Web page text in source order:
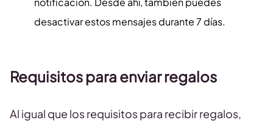
desactivar estos mensajes durante 7 días.
Requisitos para enviar regalos
Al igual que los requisitos para recibir regalos,